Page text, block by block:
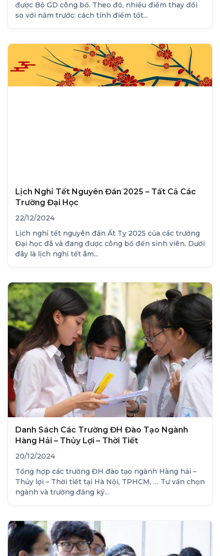
được Bộ GD công bố. Theo đó, nhiều điểm thay đổi
so với năm trước: cách tính điểm tốt...
Lịch Nghỉ Tết Nguyên Đán 2025 – Tất Cả Các
Trường Đại Học
22/12/2024
Lịch nghỉ tết nguyên đán Ất Tỵ 2025 của các trường
Đại học đã và đang được công bố đến sinh viên. Dưới
đây là lịch nghỉ tết âm...
Danh Sách Các Trường ĐH Đào Tạo Ngành
Hàng Hải – Thủy Lợi – Thời Tiết
20/12/2024
Tổng hợp các trường ĐH đào tạo ngành Hàng hải –
Thủy lợi – Thời tiết tại Hà Nội, TPHCM, … Tư vấn chọn
ngành và trường đăng ký...